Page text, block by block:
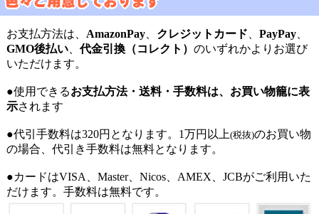
お支払方法は、 AmazonPay、 クレジットカード PayPay、
GMO後払い、代金引換（コレクト） のいずれかよりお選び
いただけます。
●使用できるお支払方法・送料・手数料は、お買い物籠に表
示されます
●代引手数料は320円となります。1万円以上(税抜)のお買い物
の場合、代引き手数料は無料となります。
●カードはVISA、Master、Nicos、AMEX、JCBがご利用いた
だけます。手数料は無料です。